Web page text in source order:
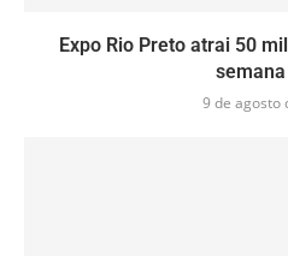
Expo Rio Preto atrai 50
semana
9 de agosto